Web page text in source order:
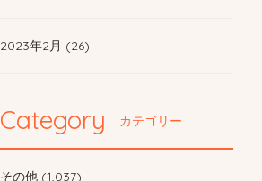
2023年2月 (26)
Category カテゴリー
その他 (1,037)